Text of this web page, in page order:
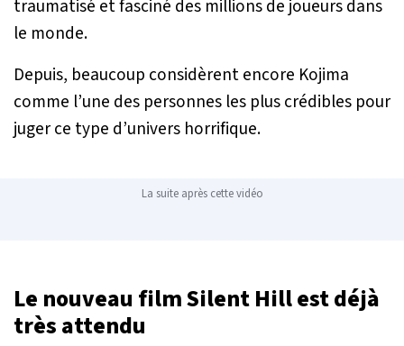
traumatisé et fasciné des millions de joueurs dans
le monde.
Depuis, beaucoup considèrent encore Kojima
comme l’une des personnes les plus crédibles pour
juger ce type d’univers horrifique.
La suite après cette vidéo
Le nouveau film Silent Hill est déjà
très attendu